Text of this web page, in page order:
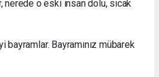
nerede o eski insan dolu, sıcak
bayramlar. Bayramınız mübarek